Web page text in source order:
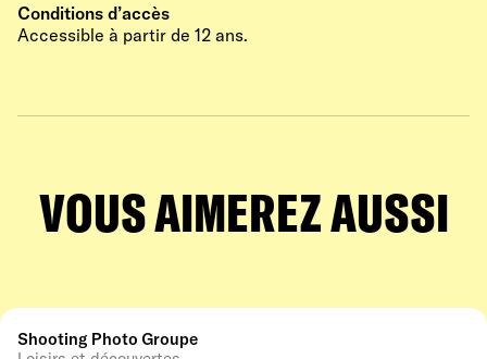
Conditions d’accès
Accessible à partir de 12 ans.
VOUS AIMEREZ AUSSI
Shooting Photo Groupe